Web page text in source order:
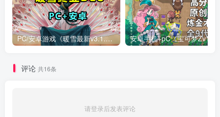
PC/安卓游戏《暖雪最新v3.1.0.1》终业DLC整合版！
评论 共16条
请登录后发表评论